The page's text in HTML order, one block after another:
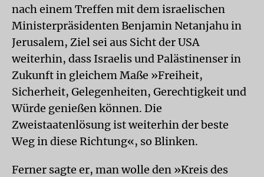
nach einem Treffen mit dem israelischen
Ministerpräsidenten Benjamin Netanjahu in
Jerusalem, Ziel sei aus Sicht der USA
weiterhin, dass Israelis und Palästinenser in
Zukunft in gleichem Maße »Freiheit,
Sicherheit, Gelegenheiten, Gerechtigkeit und
Würde genießen können. Die
Zweistaatenlösung ist weiterhin der beste
Weg in diese Richtung«, so Blinken.
Ferner sagte er, man wolle den »Kreis des